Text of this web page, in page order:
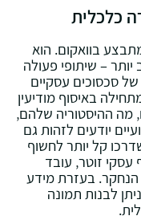
כלכלית
בוואקום. הוא
– שיתופי פעולה
סכסוכים עסקיים
באיסוף מודיעין
מה ההיסטוריה שלהם‚
יודעים לזהות גם
קל יותר לחשוף
זוטר‚ עובד
בעזרת מידע
לבנות תמונה